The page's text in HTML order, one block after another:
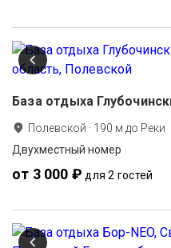
База отдыха
Полевской · 190 м до Реки
Двухместный номер
от 3 000 ₽ для 2 гостей